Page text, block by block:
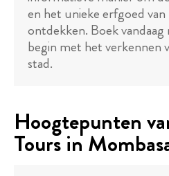
en het unieke erfgoed
ontdekken. Boek
begin met het verkennen
stad.
Hoogtepunten
Tours in